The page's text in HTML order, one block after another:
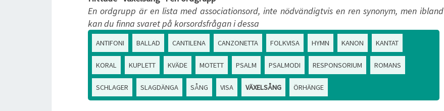
En ordgrupp är en lista med associationsord, inte nödvändigtvis en ren synonym, men ibland
kan du finna svaret på korsordsfrågan i dessa
ANTIFONI BALLAD CANTILENA CANZONETTA FOLKVISA HYMN KANON KANTAT
KORAL KUPLETT KVÄDE MOTETT PSALM PSALMODI RESPONSORIUM ROMANS
SCHLAGER SLAGDÄNGA SÅNG VISA VÄXELSÅNG ÖRHÄNGE